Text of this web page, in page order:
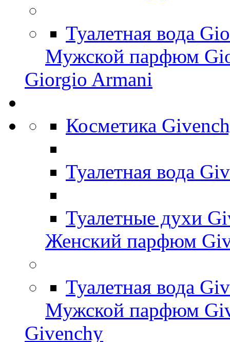
Туалетная вода
Мужской парфюм
Giorgio Armani
Косметика
Туалетная вода
Туалетные духи
Женский парфюм
Туалетная вода
Мужской парфюм
Givenchy